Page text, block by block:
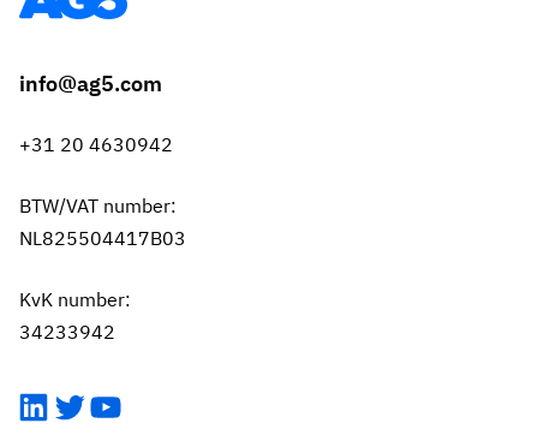
info@ag5.com
+31 20 4630942
BTW/VAT number:
NL825504417B03
KvK number:
34233942
LinkedIn
TwitterYouTube